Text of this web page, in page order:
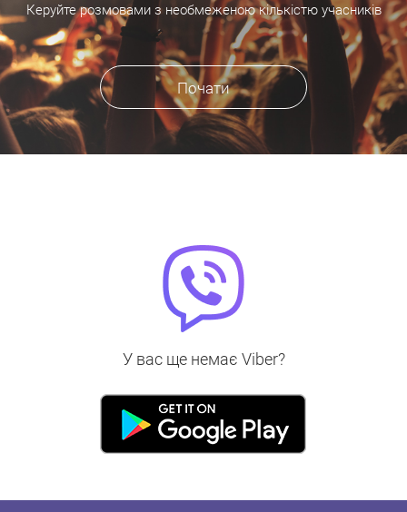
Керуйте розмовами з необмеженою кількістю учасників
Почати
У вас ще немає Viber?